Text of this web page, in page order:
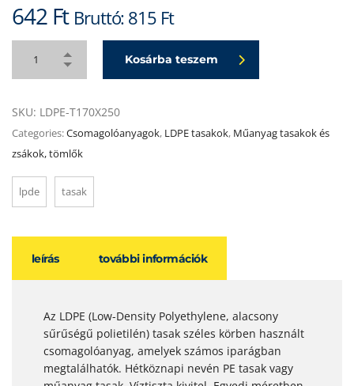
642 Ft Bruttó:815 Ft
Kosárba teszem
SKU: LDPE-T170X250
Categories:Csomagolóanyagok, LDPE tasakok, Műanyag tasakok és
zsákok, tömlők
lpde tasak
leírás további információk
Az LDPE (Low-Density Polyethylene, alacsony
sűrűségű polietilén) tasak széles körben használt
csomagolóanyag, amelyek számos iparágban
megtalálhatók. Hétköznapi nevén PE tasak vagy